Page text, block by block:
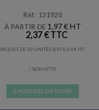
Réf: 131920
À PARTIR DE 1,97€
2,37€
PAQUET DE 50 UNITÉS SOIT0,04€
/ SERVIETTE
CHOIX DES OPTIONS